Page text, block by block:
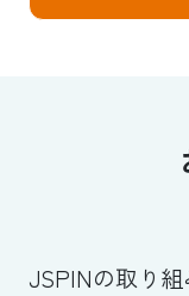
JSPINの取り